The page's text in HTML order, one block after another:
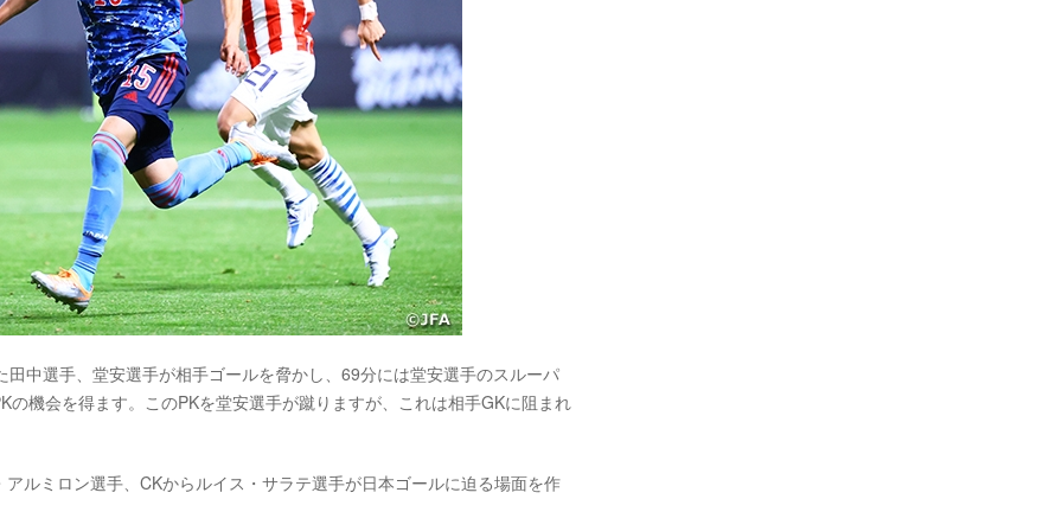
中選手、堂安選手が相手ゴールを脅かし、69分には堂安選手のスルーパ
機会を得ます。このPKを堂安選手が蹴りますが、これは相手GKに阻まれ
ルミロン選手、CKからルイス・サラテ選手が日本ゴールに迫る場面を作